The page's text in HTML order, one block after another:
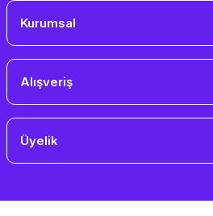
Kurumsal
Alışveriş
Üyelik